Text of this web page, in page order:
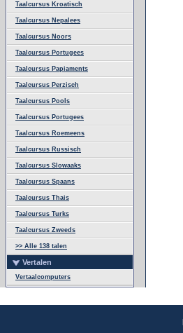
Taalcursus Kroatisch
Taalcursus Nepalees
Taalcursus Noors
Taalcursus Portugees
Taalcursus Papiaments
Taalcursus Perzisch
Taalcursus Pools
Taalcursus Portugees
Taalcursus Roemeens
Taalcursus Russisch
Taalcursus Slowaaks
Taalcursus Spaans
Taalcursus Thais
Taalcursus Turks
Taalcursus Zweeds
>> Alle 138 talen
Vertalen
Vertaalcomputers